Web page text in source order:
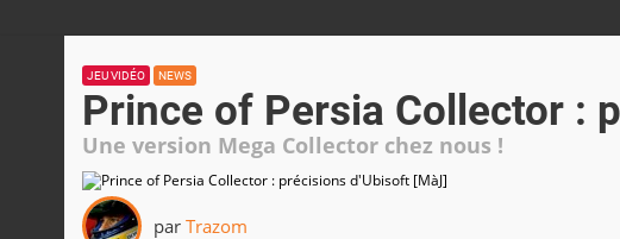
JEU VIDÉO NEWS
Prince of Persia Collector :
Une version Mega Collector chez nous !
par Trazom